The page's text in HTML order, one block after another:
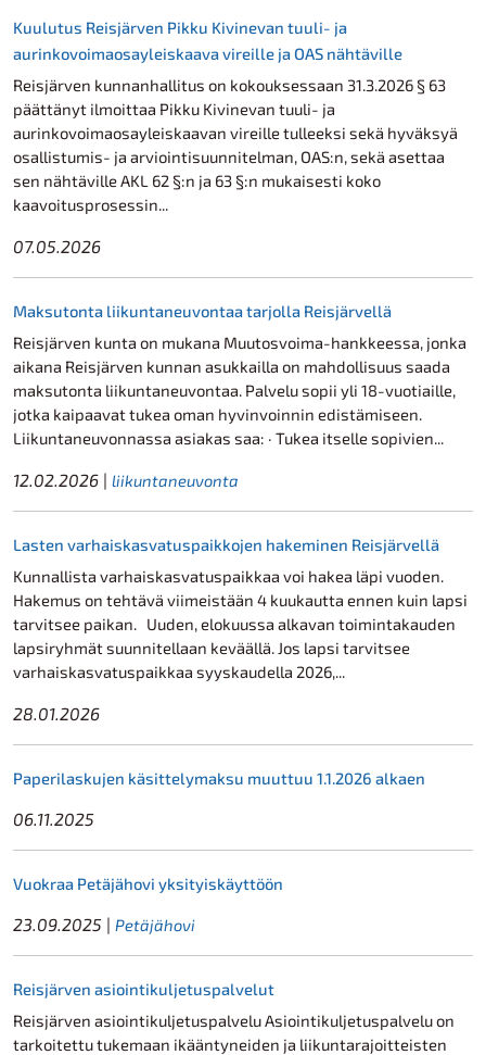
Kuulutus Reisjärven Pikku Kivinevan tuuli- ja
aurinkovoimaosayleiskaava vireille ja OAS nähtäville
Reisjärven kunnanhallitus on kokouksessaan 31.3.2026 § 63
päättänyt ilmoittaa Pikku Kivinevan tuuli- ja
aurinkovoimaosayleiskaavan vireille tulleeksi sekä hyväksyä
osallistumis- ja arviointisuunnitelman, OAS:n, sekä asettaa
sen nähtäville AKL 62 §:n ja 63 §:n mukaisesti koko
kaavoitusprosessin...
07.05.2026
Maksutonta liikuntaneuvontaa tarjolla Reisjärvellä
Reisjärven kunta on mukana Muutosvoima-hankkeessa, jonka
aikana Reisjärven kunnan asukkailla on mahdollisuus saada
maksutonta liikuntaneuvontaa. Palvelu sopii yli 18-vuotiaille,
jotka kaipaavat tukea oman hyvinvoinnin edistämiseen.
Liikuntaneuvonnassa asiakas saa: · Tukea itselle sopivien...
12.02.2026 | liikuntaneuvonta
Lasten varhaiskasvatuspaikkojen hakeminen Reisjärvellä
Kunnallista varhaiskasvatuspaikkaa voi hakea läpi vuoden.
Hakemus on tehtävä viimeistään 4 kuukautta ennen kuin lapsi
tarvitsee paikan. Uuden, elokuussa alkavan toimintakauden
lapsiryhmät suunnitellaan keväällä. Jos lapsi tarvitsee
varhaiskasvatuspaikkaa syyskaudella 2026,...
28.01.2026
Paperilaskujen käsittelymaksu muuttuu 1.1.2026 alkaen
06.11.2025
Vuokraa Petäjähovi yksityiskäyttöön
23.09.2025 | Petäjähovi
Reisjärven asiointikuljetuspalvelut
Reisjärven asiointikuljetuspalvelu Asiointikuljetuspalvelu on
tarkoitettu tukemaan ikääntyneiden ja liikuntarajoitteisten